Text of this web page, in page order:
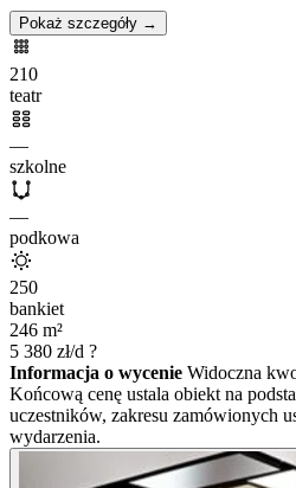
Pokaż szczegóły →
210
teatr
—
szkolne
—
podkowa
250
bankiet
246 m²
5 380 zł/d ?
Informacja o wycenie Widoczna
Końcową cenę ustala obiekt na
uczestników, zakresu zamówionych
wydarzenia.